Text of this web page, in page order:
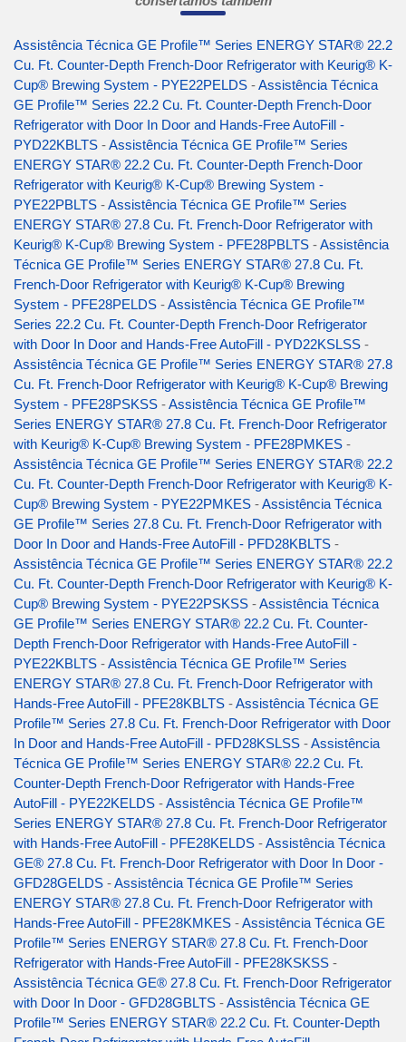
Assistência Técnica GE Profile™ Series ENERGY STAR® 22.2
Cu. Ft. Counter-Depth French-Door Refrigerator with Keurig® K-
Cup® Brewing System - PYE22PELDS -Assistência Técnica
GE Profile™ Series 22.2 Cu. Ft. Counter-Depth French-Door
Refrigerator with Door In Door and Hands-Free AutoFill -
PYD22KBLTS -Assistência Técnica GE Profile™ Series
ENERGY STAR® 22.2 Cu. Ft. Counter-Depth French-Door
Refrigerator with Keurig® K-Cup® Brewing System -
PYE22PBLTS -Assistência Técnica GE Profile™ Series
ENERGY STAR® 27.8 Cu. Ft. French-Door Refrigerator with
Keurig® K-Cup® Brewing System - PFE28PBLTS -Assistência
Técnica GE Profile™ Series ENERGY STAR® 27.8 Cu. Ft.
French-Door Refrigerator with Keurig® K-Cup® Brewing
System - PFE28PELDS -Assistência Técnica GE Profile™
Series 22.2 Cu. Ft. Counter-Depth French-Door Refrigerator
with Door In Door and Hands-Free AutoFill - PYD22KSLSS -
Assistência Técnica GE Profile™ Series ENERGY STAR® 27.8
Cu. Ft. French-Door Refrigerator with Keurig® K-Cup® Brewing
System - PFE28PSKSS -Assistência Técnica GE Profile™
Series ENERGY STAR® 27.8 Cu. Ft. French-Door Refrigerator
with Keurig® K-Cup® Brewing System - PFE28PMKES -
Assistência Técnica GE Profile™ Series ENERGY STAR® 22.2
Cu. Ft. Counter-Depth French-Door Refrigerator with Keurig® K-
Cup® Brewing System - PYE22PMKES -Assistência Técnica
GE Profile™ Series 27.8 Cu. Ft. French-Door Refrigerator with
Door In Door and Hands-Free AutoFill - PFD28KBLTS -
Assistência Técnica GE Profile™ Series ENERGY STAR® 22.2
Cu. Ft. Counter-Depth French-Door Refrigerator with Keurig® K-
Cup® Brewing System - PYE22PSKSS -Assistência Técnica
GE Profile™ Series ENERGY STAR® 22.2 Cu. Ft. Counter-
Depth French-Door Refrigerator with Hands-Free AutoFill -
PYE22KBLTS -Assistência Técnica GE Profile™ Series
ENERGY STAR® 27.8 Cu. Ft. French-Door Refrigerator with
Hands-Free AutoFill - PFE28KBLTS -Assistência Técnica GE
Profile™ Series 27.8 Cu. Ft. French-Door Refrigerator with Door
In Door and Hands-Free AutoFill - PFD28KSLSS -Assistência
Técnica GE Profile™ Series ENERGY STAR® 22.2 Cu. Ft.
Counter-Depth French-Door Refrigerator with Hands-Free
AutoFill - PYE22KELDS -Assistência Técnica GE Profile™
Series ENERGY STAR® 27.8 Cu. Ft. French-Door Refrigerator
with Hands-Free AutoFill - PFE28KELDS -Assistência Técnica
GE® 27.8 Cu. Ft. French-Door Refrigerator with Door In Door -
GFD28GELDS -Assistência Técnica GE Profile™ Series
ENERGY STAR® 27.8 Cu. Ft. French-Door Refrigerator with
Hands-Free AutoFill - PFE28KMKES -Assistência Técnica GE
Profile™ Series ENERGY STAR® 27.8 Cu. Ft. French-Door
Refrigerator with Hands-Free AutoFill - PFE28KSKSS -
Assistência Técnica GE® 27.8 Cu. Ft. French-Door Refrigerator
with Door In Door - GFD28GBLTS -Assistência Técnica GE
Profile™ Series ENERGY STAR® 22.2 Cu. Ft. Counter-Depth